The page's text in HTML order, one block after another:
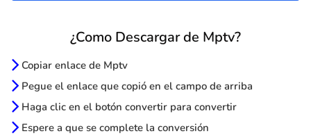
¿Como Descargar de Mptv?
Copiar enlace de Mptv
Pegue el enlace que copió en el campo de arriba
Haga clic en el botón convertir para convertir
Espere a que se complete la conversión